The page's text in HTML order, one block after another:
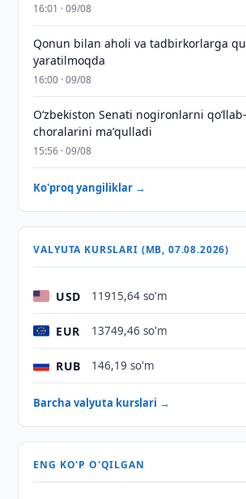
16:01 · 09/08
Qonun bilan aholi va tadbirkorlarga
yaratilmoqda
16:00 · 09/08
Oʻzbekiston Senati nogironlarni
choralarini maʼqulladi
15:56 · 09/08
Ko'proq yangiliklar →
VALYUTA KURSLARI (MB, 07.08.2026)
USD 11915,64 so'm
EUR 13749,46 so'm
RUB 146,19 so'm
Barcha valyuta kurslari →
ENG KO'P O'QILGAN